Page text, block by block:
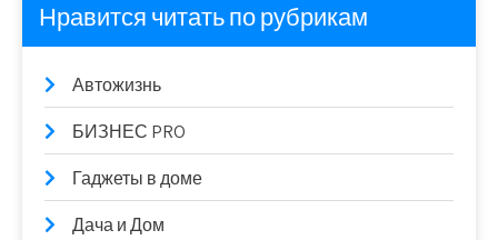
Нравится читать по рубрикам
Автожизнь
БИЗНЕС PRO
Гаджеты в доме
Дача и Дом